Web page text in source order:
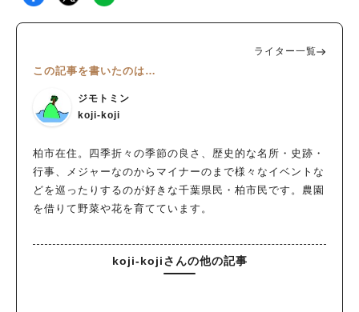
ライター一覧
この記事を書いたのは…
ジモトミン
koji-koji
柏市在住。四季折々の季節の良さ、歴史的な名所・史跡・
行事、メジャーなのからマイナーのまで様々なイベントな
どを巡ったりするのが好きな千葉県民・柏市民です。農園
を借りて野菜や花を育てています。
koji-kojiさんの他の記事